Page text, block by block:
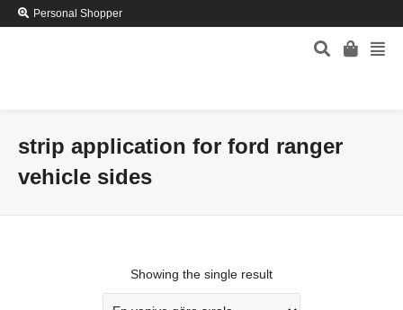
Personal Shopper
strip application for ford ranger
vehicle sides
Showing the single result